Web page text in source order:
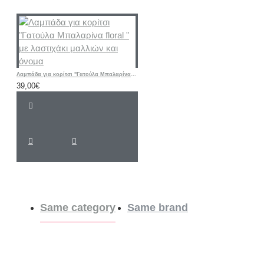
Λαμπάδα για κορίτσι "Γατούλα Μπαλαρίνα floral " με λαστιχάκι μαλλιών και όνομα
39,00€
Same category Same brand